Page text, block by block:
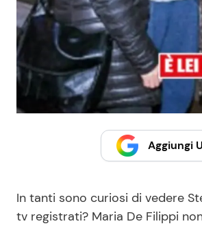
Aggiungi
In tanti sono curiosi di vedere
tv registrati? Maria De Filippi